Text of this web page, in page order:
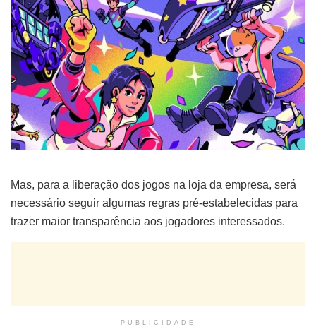
Mas, para a liberação dos jogos na loja da empresa, será
necessário seguir algumas regras pré-estabelecidas para
trazer maior transparência aos jogadores interessados.
PUBLICIDADE